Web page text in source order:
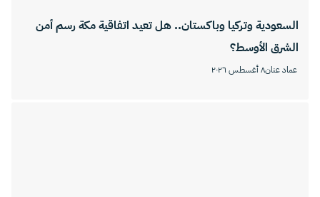
السعودية وتركيا وباكستان.. هل تعيد اتفاقية مكة رسم أمن
الشرق الأوسط؟
عماد عنان٨ أغسطس ٢٠٢٦